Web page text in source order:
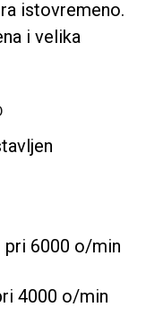
istovremeno.
i velika
6000 o/min
4000 o/min